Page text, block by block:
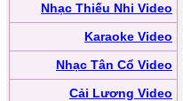
Nhạc Thiếu Nhi Video
Karaoke Video
Nhạc Tân Cổ Video
Cải Lương Video